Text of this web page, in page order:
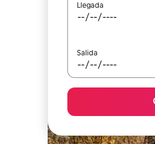
Llegada
Salida